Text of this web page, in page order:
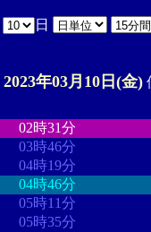
日
2023年03月10日(金)
02時31分
03時46分
04時19分
04時46分
05時11分
05時35分